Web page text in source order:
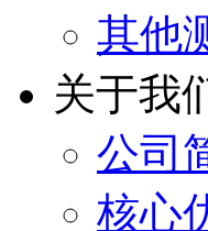
其他
关于我
公司
核心